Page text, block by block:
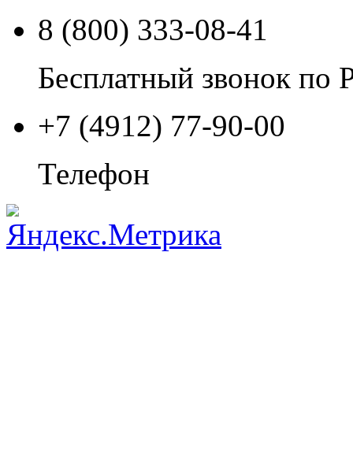
8 (800) 333-08-41
Бесплатный звонок по
+7 (4912) 77-90-00
Телефон